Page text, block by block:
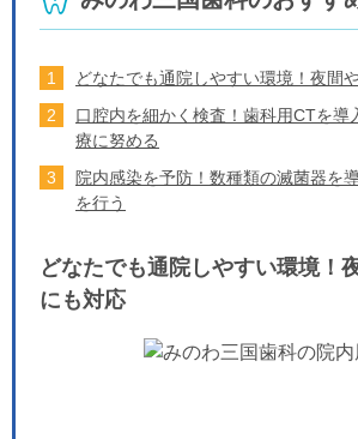
どなたでも通院しやすい環境！夜間
口腔内を細かく検査！歯科用CTを導
療に努める
院内感染を予防！数種類の滅菌器を
を行う
どなたでも通院しやすい環境！
にも対応